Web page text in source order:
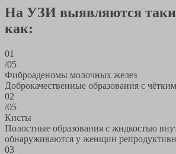
На УЗИ выявляются
как:
01
/05
Фиброаденомы молочных желез
Доброкачественные образования с
02
/05
Кисты
Полостные образования с жидкостью
обнаруживаются у женщин
03